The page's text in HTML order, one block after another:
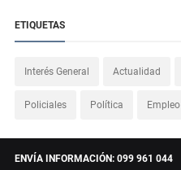
ETIQUETAS
Interés General Actualidad
Policiales Política Empleo
ENVÍA INFORMACIÓN: 099 961 044